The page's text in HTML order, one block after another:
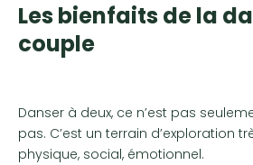
Les bienfaits de la
couple
Danser à deux, ce n’est pas
pas. C’est un terrain d’exploration
physique, social, émotionnel.